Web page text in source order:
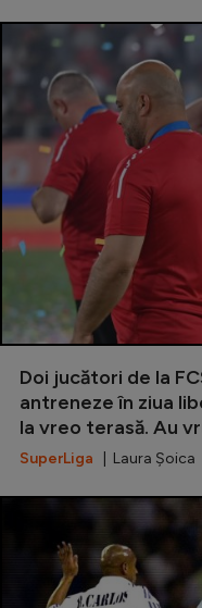
CM 2026
LaLiga
Serie A
Ligue 1
EURO
Doi jucători de la
antreneze în ziua
la vreo terasă. Au
SuperLiga | Laura Șoica